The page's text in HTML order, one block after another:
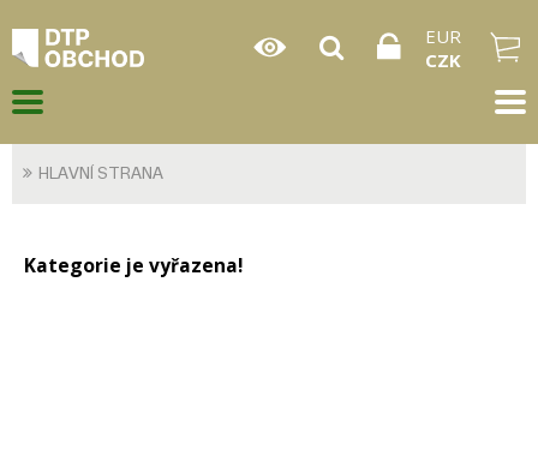
EUR
CZK
HLAVNÍ STRANA
Kategorie je vyřazena!